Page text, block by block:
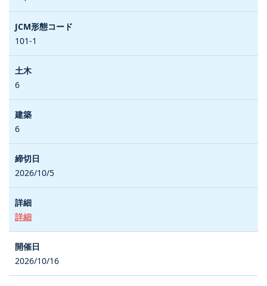
101-1
6
6
2026/10/5
詳細
2026/10/16